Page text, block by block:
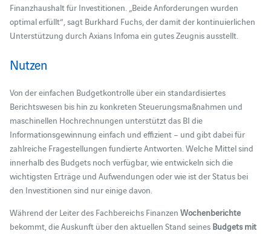
Finanzhaushalt für Investitionen. „Beide Anforderungen wurden
optimal erfüllt“, sagt Burkhard Fuchs, der damit der kontinuierlichen
Unterstützung durch Axians Infoma ein gutes Zeugnis ausstellt.
Nutzen
Von der einfachen Budgetkontrolle über ein standardisiertes
Berichtswesen bis hin zu konkreten Steuerungsmaßnahmen und
maschinellen Hochrechnungen unterstützt das BI die
Informationsgewinnung einfach und effizient – und gibt dabei für
zahlreiche Fragestellungen fundierte Antworten. Welche Mittel sind
innerhalb des Budgets noch verfügbar, wie entwickeln sich die
wichtigsten Erträge und Aufwendungen oder wie ist der Status bei
den Investitionen sind nur einige davon.
Während der Leiter des Fachbereichs Finanzen Wochenberichte
bekommt, die Auskunft über den aktuellen Stand seines Budgets mit